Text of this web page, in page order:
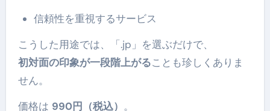
信頼性を重視するサービス
こうした用途では、「.jp」を選ぶだけで、
初対面の印象が一段階上がることも珍しくありま
せん。
価格は 990円（税込） 。